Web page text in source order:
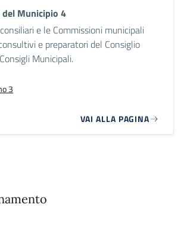
Municipio 4
e le Commissioni municipali
e preparatori del Consiglio
Municipali.
3
VAI ALLA PAGINA